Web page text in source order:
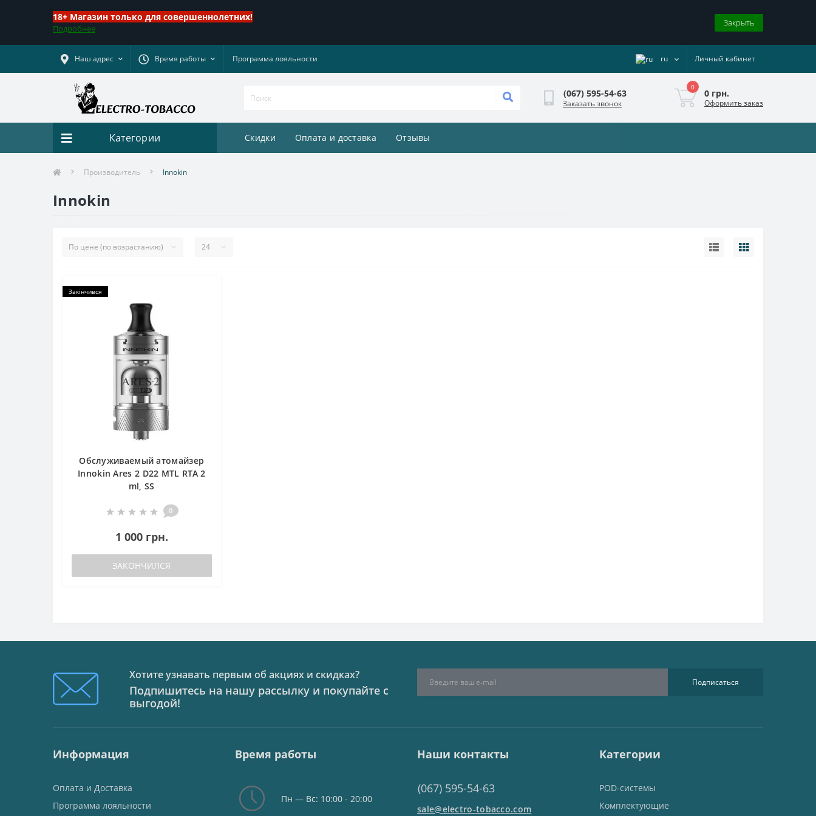
18+ Магазин только для совершеннолетних!
Подробнее
Закрыть
Наш адрес Время работы Программа лояльности ru Личный кабинет
(067) 595-54-63
Заказать звонок
0
0 грн.
Оформить заказ
Категории Скидки Оплата и доставка Отзывы
Производитель Innokin
Innokin
Закінчився
Обслуживаемый атомайзер
Innokin Ares 2 D22 MTL RTA 2
ml, SS
0
1 000 грн.
ЗАКОНЧИЛСЯ
Хотите узнавать первым об акциях и скидках?
Подпишитесь на нашу рассылку и покупайте с
выгодой!
Подписаться
Информация
Оплата и Доставка
Программа лояльности
Время работы
Пн — Вс: 10:00 - 20:00
Наши контакты
(067) 595-54-63
sale@electro-tobacco.com
Категории
POD-системы
Комплектующие